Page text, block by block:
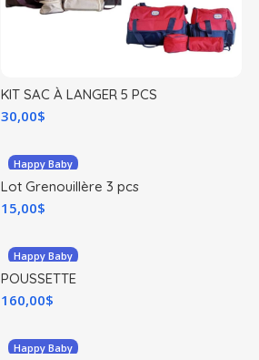
KIT SAC À LANGER 5 PCS
30,00$
Happy Baby
Lot Grenouillère 3 pcs
15,00$
Happy Baby
POUSSETTE
160,00$
Happy Baby